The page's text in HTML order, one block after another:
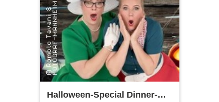
Halloween-Special Dinner-